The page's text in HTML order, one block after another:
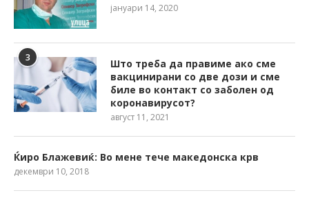
јануари 14, 2020
3
Што треба да правиме ако сме
вакцинирани со две дози и сме
биле во контакт со заболен од
коронавирусот?
август 11, 2021
Ќиро Блажевиќ: Во мене тече македонска крв
декември 10, 2018